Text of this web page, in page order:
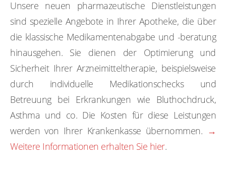
Unsere neuen pharmazeutische Dienstleistungen
sind spezielle Angebote in Ihrer Apotheke, die über
die klassische Medikamentenabgabe und -beratung
hinausgehen. Sie dienen der Optimierung und
Sicherheit Ihrer Arzneimitteltherapie, beispielsweise
durch individuelle Medikationschecks und
Betreuung bei Erkrankungen wie Bluthochdruck,
Asthma und co. Die Kosten für diese Leistungen
werden von Ihrer Krankenkasse übernommen. →
Weitere Informationen erhalten Sie hier.